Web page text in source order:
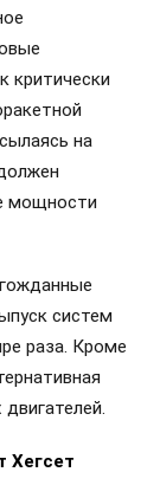
критически
на
мощности
систем
раза. Кроме
Хегсет